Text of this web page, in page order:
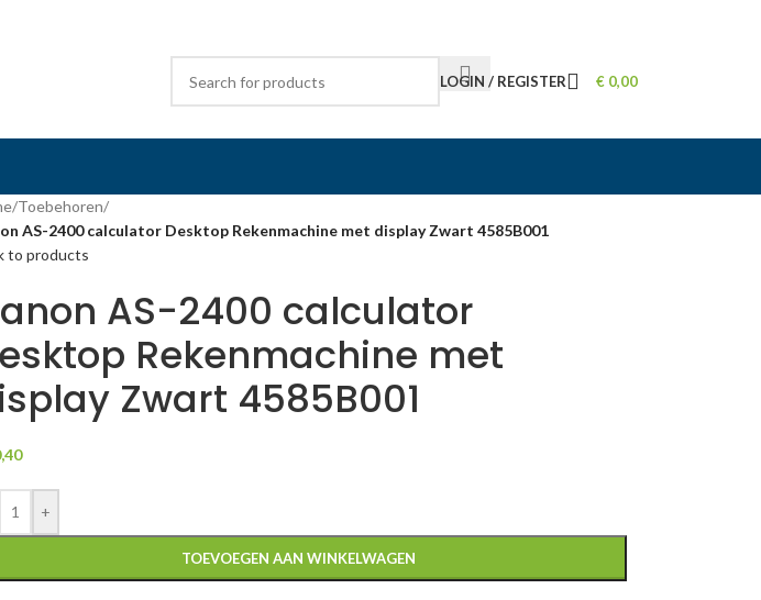
LOGIN / REGISTER € 0,00
/Toebehoren/
AS-2400 calculator Desktop Rekenmachine met display Zwart 4585B001
to products
AS-2400 calculator
Rekenmachine met
Zwart 4585B001
+
TOEVOEGEN AAN WINKELWAGEN